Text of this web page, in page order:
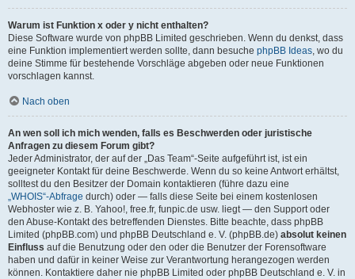
Warum ist Funktion x oder y nicht enthalten?
Diese Software wurde von phpBB Limited geschrieben. Wenn du denkst, dass
eine Funktion implementiert werden sollte, dann besuche phpBB Ideas, wo du
deine Stimme für bestehende Vorschläge abgeben oder neue Funktionen
vorschlagen kannst.
Nach oben
An wen soll ich mich wenden, falls es Beschwerden oder juristische
Anfragen zu diesem Forum gibt?
Jeder Administrator, der auf der „Das Team“-Seite aufgeführt ist, ist ein
geeigneter Kontakt für deine Beschwerde. Wenn du so keine Antwort erhältst,
solltest du den Besitzer der Domain kontaktieren (führe dazu eine
„WHOIS“-Abfrage durch) oder — falls diese Seite bei einem kostenlosen
Webhoster wie z. B. Yahoo!, free.fr, funpic.de usw. liegt — den Support oder
den Abuse-Kontakt des betreffenden Dienstes. Bitte beachte, dass phpBB
Limited (phpBB.com) und phpBB Deutschland e. V. (phpBB.de) absolut keinen
Einfluss auf die Benutzung oder den oder die Benutzer der Forensoftware
haben und dafür in keiner Weise zur Verantwortung herangezogen werden
können. Kontaktiere daher nie phpBB Limited oder phpBB Deutschland e. V. in